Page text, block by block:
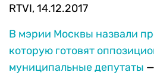
RTVI, 14.12.2017
В мэрии Москвы назвали
которую готовят
муниципальные депутаты